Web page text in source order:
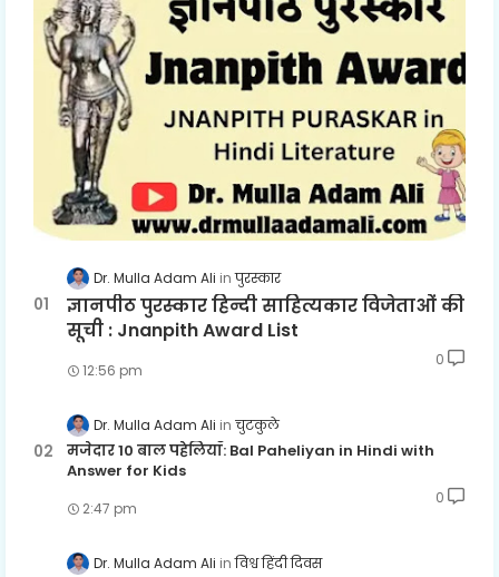
Dr. Mulla Adam Ali पुरस्कार
ज्ञानपीठ पुरस्कार हिन्दी साहित्यकार विजेताओं की
सूची : Jnanpith Award List
12:56 pm
0
Dr. Mulla Adam Ali चुटकुले
मजेदार 10 बाल पहेलियाँ: Bal Paheliyan in Hindi with
Answer for Kids
2:47 pm
0
Dr. Mulla Adam Ali विश्व हिंदी दिवस